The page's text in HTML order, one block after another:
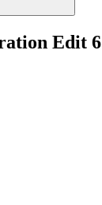
Edit 6